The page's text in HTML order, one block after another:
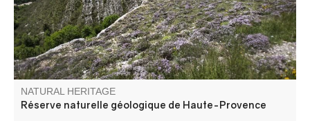
and the Earth. It is the largest reserve of its kind in
Europe.
NATURAL HERITAGE
Réserve naturelle géologique de Haute-Provence